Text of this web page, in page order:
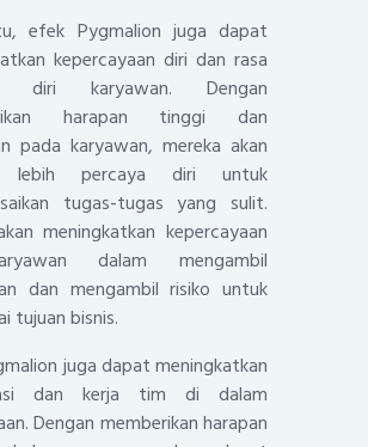
efek Pygmalion juga dapat
kepercayaan diri dan rasa
diri karyawan. Dengan
harapan tinggi dan
pada karyawan, mereka akan
lebih percaya diri untuk
tugas-tugas yang sulit.
meningkatkan kepercayaan
dalam mengambil
dan mengambil risiko untuk
tujuan bisnis.
juga dapat meningkatkan
dan kerja tim di dalam
Dengan memberikan harapan